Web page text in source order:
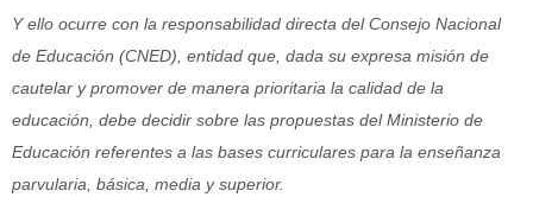
Y ello ocurre con la responsabilidad directa del Consejo Nacional
de Educación (CNED), entidad que, dada su expresa misión de
cautelar y promover de manera prioritaria la calidad de la
educación, debe decidir sobre las propuestas del Ministerio de
Educación referentes a las bases curriculares para la enseñanza
parvularia, básica, media y superior.